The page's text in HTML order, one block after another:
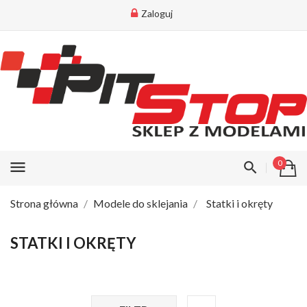
Zaloguj
menu 0
Strona główna Modele do sklejania Statki i okręty
STATKI I OKRĘTY